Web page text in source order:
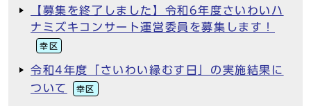
【募集を終了しました】令和6年度さいわいハ
ナミズキコンサート運営委員を募集します！
幸区
令和4年度「さいわい縁むす日」の実施結果に
ついて
幸区